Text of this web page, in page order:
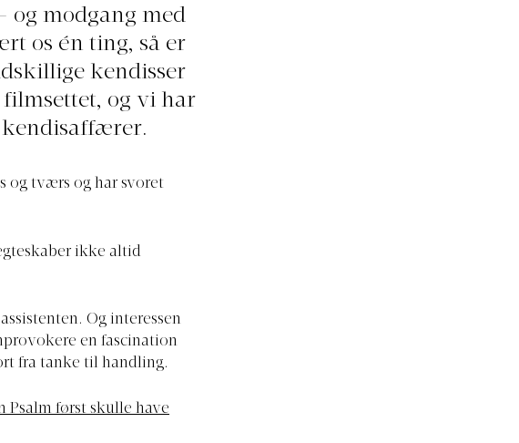
og modgang med
os én ting, så er
kendisser
og vi har
kendisaffærer.
og tværs og har svoret
ikke altid
Og interessen
en fascination
fra tanke til handling.
Psalm først skulle have